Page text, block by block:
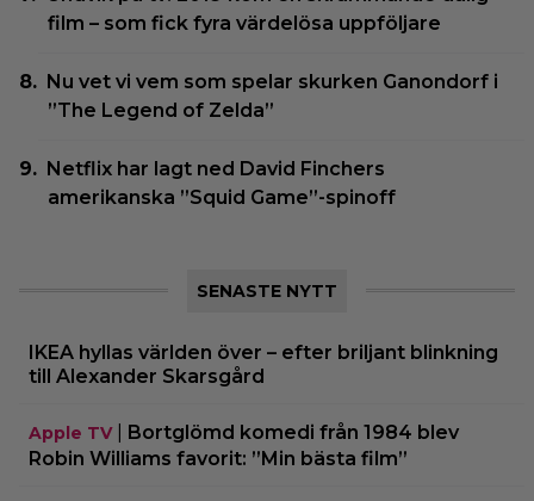
film – som fick fyra värdelösa uppföljare
Nu vet vi vem som spelar skurken Ganondorf i
”The Legend of Zelda”
Netflix har lagt ned David Finchers
amerikanska ”Squid Game”-spinoff
SENASTE NYTT
IKEA hyllas världen över – efter briljant blinkning
till Alexander Skarsgård
Apple TV| Bortglömd komedi från 1984 blev
Robin Williams favorit: ”Min bästa film”